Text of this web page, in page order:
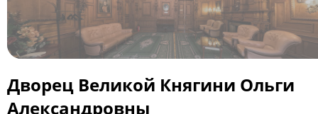
Дворец Великой Княгини Ольги
Александровны